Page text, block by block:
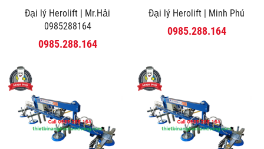
Đại lý Herolift | Mr.Hải
0985288164
0985.288.164
Đại lý Herolift | Minh Phú
0985.288.164